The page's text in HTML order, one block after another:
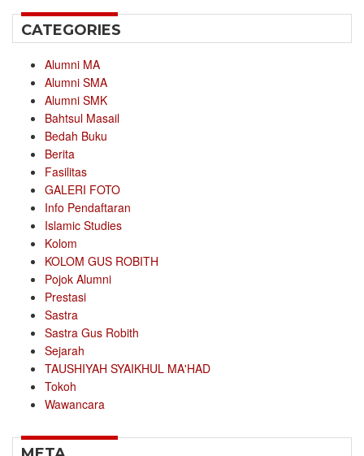
CATEGORIES
Alumni MA
Alumni SMA
Alumni SMK
Bahtsul Masail
Bedah Buku
Berita
Fasilitas
GALERI FOTO
Info Pendaftaran
Islamic Studies
Kolom
KOLOM GUS ROBITH
Pojok Alumni
Prestasi
Sastra
Sastra Gus Robith
Sejarah
TAUSHIYAH SYAIKHUL MA'HAD
Tokoh
Wawancara